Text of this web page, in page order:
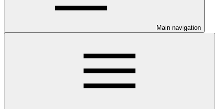
Main navigation